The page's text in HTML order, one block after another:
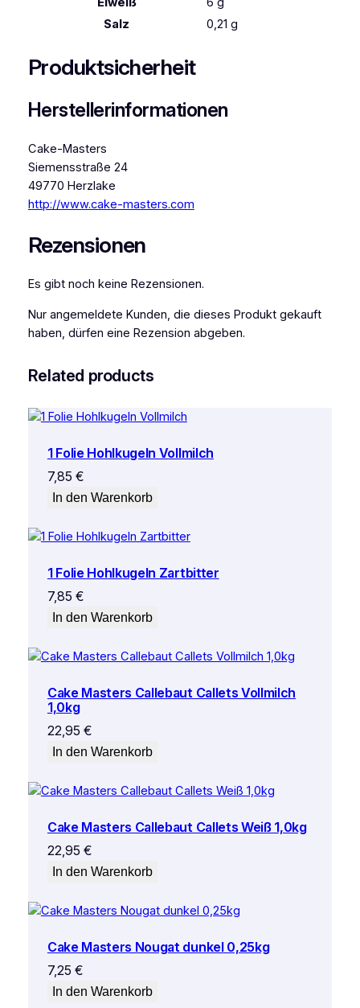
Salz
0,21 g
Produktsicherheit
Herstellerinformationen
Cake-Masters
Siemensstraße 24
49770 Herzlake
http://www.cake-masters.com
Rezensionen
Es gibt noch keine Rezensionen.
Nur angemeldete Kunden, die dieses Produkt gekauft
haben, dürfen eine Rezension abgeben.
Related products
1 Folie Hohlkugeln Vollmilch
7,85 €
In den Warenkorb
1 Folie Hohlkugeln Zartbitter
7,85 €
In den Warenkorb
Cake Masters Callebaut Callets Vollmilch
1,0kg
22,95 €
In den Warenkorb
Cake Masters Callebaut Callets Weiß 1,0kg
22,95 €
In den Warenkorb
Cake Masters Nougat dunkel 0,25kg
7,25 €
In den Warenkorb